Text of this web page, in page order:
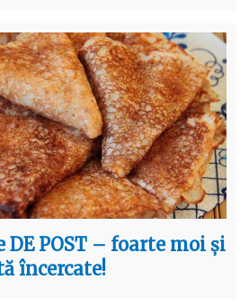
POST – foarte moi și
încercate!